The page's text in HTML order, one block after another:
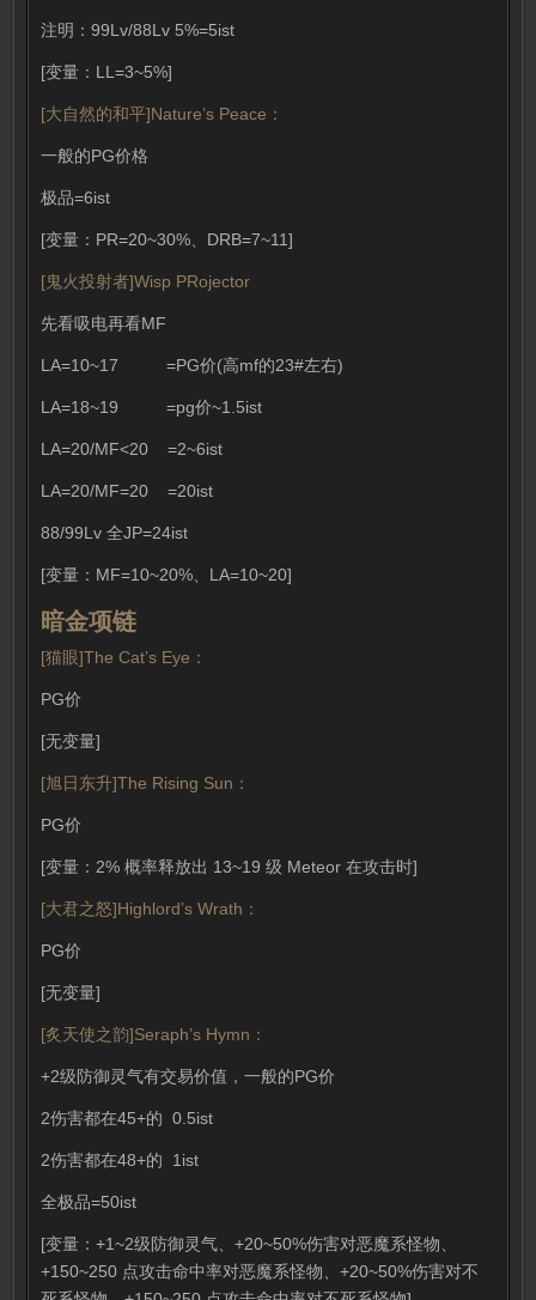
注明：99Lv/88Lv 5%=5ist
[变量：LL=3~5%]
[大自然的和平]Nature’s Peace：
一般的PG价格
极品=6ist
[变量：PR=20~30%、DRB=7~11]
[鬼火投射者]Wisp PRojector
先看吸电再看MF
LA=10~17 =PG价(高mf的23#左右)
LA=18~19 =pg价~1.5ist
LA=20/MF<20 =2~6ist
LA=20/MF=20 =20ist
88/99Lv 全JP=24ist
[变量：MF=10~20%、LA=10~20]
暗金项链
[猫眼]The Cat’s Eye：
PG价
[无变量]
[旭日东升]The Rising Sun：
PG价
[变量：2% 概率释放出 13~19 级 Meteor 在攻击时]
[大君之怒]Highlord’s Wrath：
PG价
[无变量]
[炙天使之韵]Seraph’s Hymn：
+2级防御灵气有交易价值，一般的PG价
2伤害都在45+的 0.5ist
2伤害都在48+的 1ist
全极品=50ist
[变量：+1~2级防御灵气、+20~50%伤害对恶魔系怪物、
+150~250 点攻击命中率对恶魔系怪物、+20~50%伤害对不